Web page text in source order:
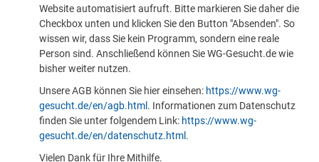
Website automatisiert aufruft. Bitte markieren Sie daher die
Checkbox unten und klicken Sie den Button "Absenden". So
wissen wir, dass Sie kein Programm, sondern eine reale
Person sind. Anschließend können Sie WG-Gesucht.de wie
bisher weiter nutzen.
Unsere AGB können Sie hier einsehen: https://www.wg-
gesucht.de/en/agb.html . Informationen zum Datenschutz
finden Sie unter folgendem Link: https://www.wg-
gesucht.de/en/datenschutz.html .
Vielen Dank für Ihre Mithilfe.